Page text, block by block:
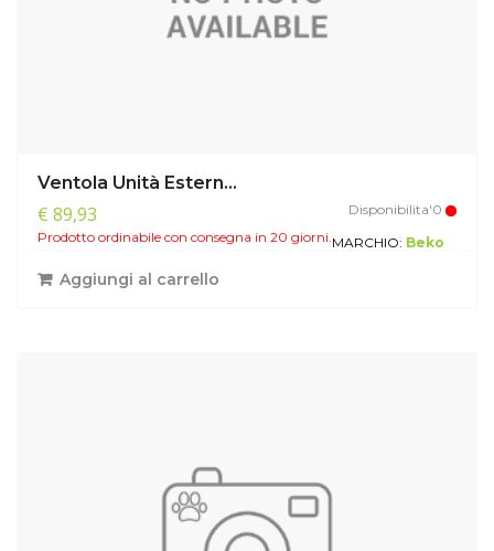
Ventola Unità Estern...
€ 89,93
Disponibilita'0
Prodotto ordinabile con consegna in 20 giorni.MARCHIO: Beko
Aggiungi al carrello